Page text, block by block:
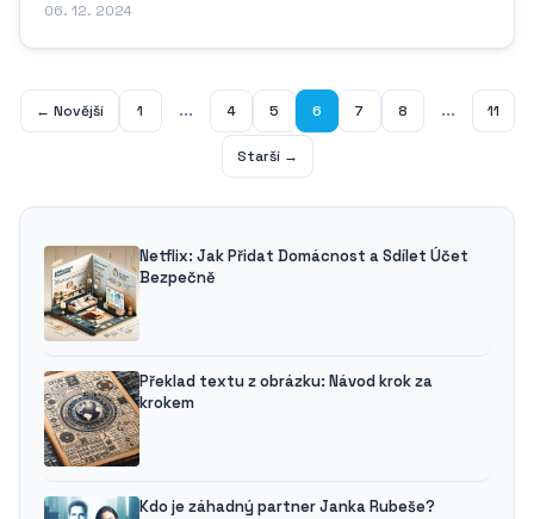
používat značky k označování drahých kovů a k zajištění
06. 12. 2024
← Novější 1 ... 4 5 6 7 8 ... 11
Starší →
Netflix: Jak Přidat Domácnost a Sdílet Účet
Bezpečně
Překlad textu z obrázku: Návod krok za
krokem
Kdo je záhadný partner Janka Rubeše?